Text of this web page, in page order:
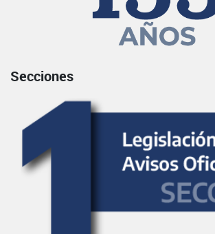
Secciones